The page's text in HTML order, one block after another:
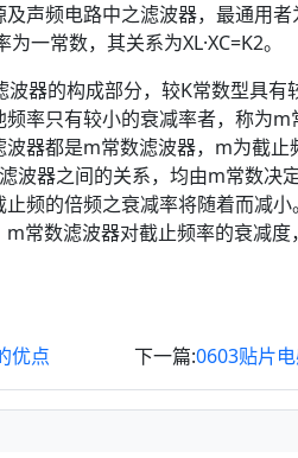
声频电路中之滤波器，最通用
一常数，其关系为XL·XC=K2。
器的构成部分，较K常数型具
率只有较小的衰减率者，称为
器都是m常数滤波器，m为截
波器之间的关系，均由m常数决
频的倍频之衰减率将随着而减
常数滤波器对截止频率的衰减度
优点 下一篇:0603贴片